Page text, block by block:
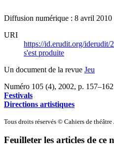
Diffusion numérique : 8 avril 2010
URI
https://id.erudit.org/iderudit/
s'est produite
Un document de la revue Jeu
Numéro 105 (4), 2002, p. 157–162
Festivals
Directions artistiques
Tous droits réservés © Cahiers de théâtre
Feuilleter les articles de ce